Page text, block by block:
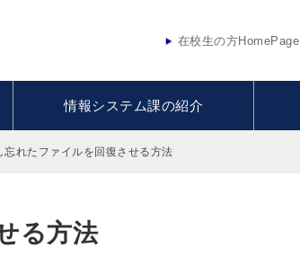
在校生の方HomePage
情報システム課の紹介
忘れたファイルを回復させる方法
る方法